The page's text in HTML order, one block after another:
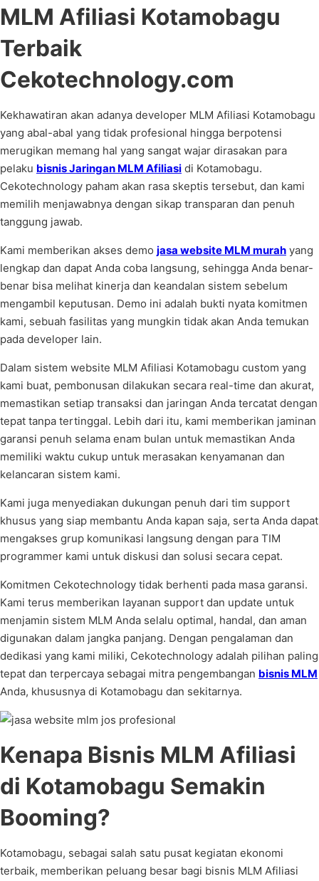
MLM Afiliasi Kotamobagu
Terbaik
Cekotechnology.com
Kekhawatiran akan adanya developer MLM Afiliasi Kotamobagu
yang abal-abal yang tidak profesional hingga berpotensi
merugikan memang hal yang sangat wajar dirasakan para
pelaku bisnis Jaringan MLM Afiliasi di Kotamobagu.
Cekotechnology paham akan rasa skeptis tersebut, dan kami
memilih menjawabnya dengan sikap transparan dan penuh
tanggung jawab.
Kami memberikan akses demo jasa website MLM murah yang
lengkap dan dapat Anda coba langsung, sehingga Anda benar-
benar bisa melihat kinerja dan keandalan sistem sebelum
mengambil keputusan. Demo ini adalah bukti nyata komitmen
kami, sebuah fasilitas yang mungkin tidak akan Anda temukan
pada developer lain.
Dalam sistem website MLM Afiliasi Kotamobagu custom yang
kami buat, pembonusan dilakukan secara real-time dan akurat,
memastikan setiap transaksi dan jaringan Anda tercatat dengan
tepat tanpa tertinggal. Lebih dari itu, kami memberikan jaminan
garansi penuh selama enam bulan untuk memastikan Anda
memiliki waktu cukup untuk merasakan kenyamanan dan
kelancaran sistem kami.
Kami juga menyediakan dukungan penuh dari tim support
khusus yang siap membantu Anda kapan saja, serta Anda dapat
mengakses grup komunikasi langsung dengan para TIM
programmer kami untuk diskusi dan solusi secara cepat.
Komitmen Cekotechnology tidak berhenti pada masa garansi.
Kami terus memberikan layanan support dan update untuk
menjamin sistem MLM Anda selalu optimal, handal, dan aman
digunakan dalam jangka panjang. Dengan pengalaman dan
dedikasi yang kami miliki, Cekotechnology adalah pilihan paling
tepat dan terpercaya sebagai mitra pengembangan bisnis MLM
Anda, khususnya di Kotamobagu dan sekitarnya.
Kenapa Bisnis MLM Afiliasi
di Kotamobagu Semakin
Booming?
Kotamobagu, sebagai salah satu pusat kegiatan ekonomi
terbaik, memberikan peluang besar bagi bisnis MLM Afiliasi